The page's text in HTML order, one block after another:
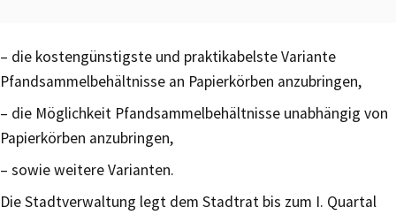
– die kostengünstigste und praktikabelste Variante
Pfandsammelbehältnisse an Papierkörben anzubringen,
– die Möglichkeit Pfandsammelbehältnisse unabhängig von
Papierkörben anzubringen,
– sowie weitere Varianten.
Die Stadtverwaltung legt dem Stadtrat bis zum I. Quartal